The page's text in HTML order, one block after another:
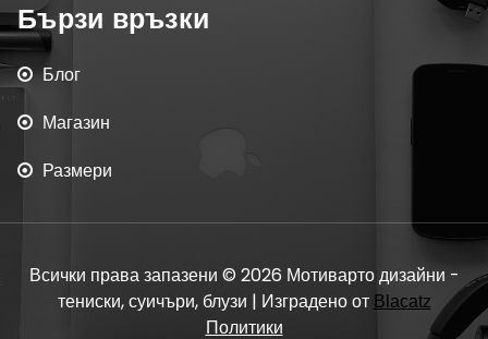
Бързи връзки
Блог
Магазин
Размери
Всички права запазени © 2026 Мотиварто дизайни -
тениски, суичъри, блузи | Изградено от Blacatz
Политики